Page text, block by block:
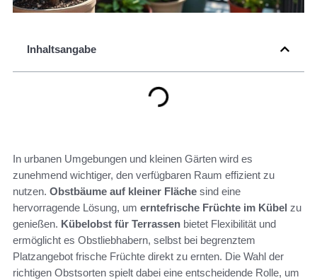
Inhaltsangabe
In urbanen Umgebungen und kleinen Gärten wird es
zunehmend wichtiger, den verfügbaren Raum effizient zu
nutzen. Obstbäume auf kleiner Fläche sind eine
hervorragende Lösung, um erntefrische Früchte im Kübel zu
genießen. Kübelobst für Terrassen bietet Flexibilität und
ermöglicht es Obstliebhabern, selbst bei begrenztem
Platzangebot frische Früchte direkt zu ernten. Die Wahl der
richtigen Obstsorten spielt dabei eine entscheidende Rolle, um